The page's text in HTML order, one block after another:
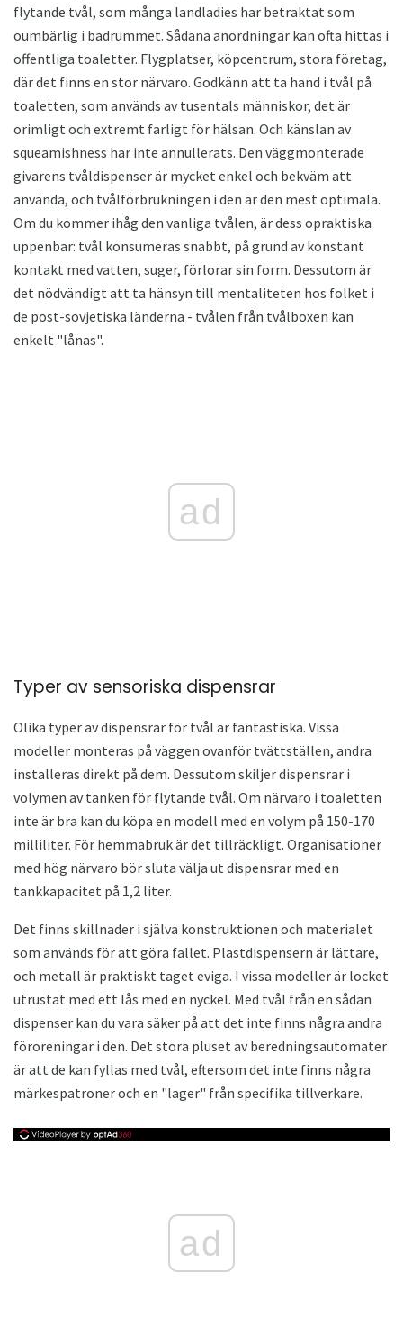
flytande tvål, som många landladies har betraktat som
oumbärlig i badrummet. Sådana anordningar kan ofta hittas i
offentliga toaletter. Flygplatser, köpcentrum, stora företag,
där det finns en stor närvaro. Godkänn att ta hand i tvål på
toaletten, som används av tusentals människor, det är
orimligt och extremt farligt för hälsan. Och känslan av
squeamishness har inte annullerats. Den väggmonterade
givarens tvåldispenser är mycket enkel och bekväm att
använda, och tvålförbrukningen i den är den mest optimala.
Om du kommer ihåg den vanliga tvålen, är dess opraktiska
uppenbar: tvål konsumeras snabbt, på grund av konstant
kontakt med vatten, suger, förlorar sin form. Dessutom är
det nödvändigt att ta hänsyn till mentaliteten hos folket i
de post-sovjetiska länderna - tvålen från tvålboxen kan
enkelt "lånas".
ad
Typer av sensoriska dispensrar
Olika typer av dispensrar för tvål är fantastiska. Vissa
modeller monteras på väggen ovanför tvättställen, andra
installeras direkt på dem. Dessutom skiljer dispensrar i
volymen av tanken för flytande tvål. Om närvaro i toaletten
inte är bra kan du köpa en modell med en volym på 150-170
milliliter. För hemmabruk är det tillräckligt. Organisationer
med hög närvaro bör sluta välja ut dispensrar med en
tankkapacitet på 1,2 liter.
Det finns skillnader i själva konstruktionen och materialet
som används för att göra fallet. Plastdispensern är lättare,
och metall är praktiskt taget eviga. I vissa modeller är locket
utrustat med ett lås med en nyckel. Med tvål från en sådan
dispenser kan du vara säker på att det inte finns några andra
föroreningar i den. Det stora pluset av beredningsautomater
är att de kan fyllas med tvål, eftersom det inte finns några
märkespatroner och en "lager" från specifika tillverkare.
ad